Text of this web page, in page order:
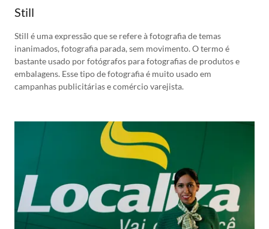
Still
Still é uma expressão que se refere à fotografia de temas
inanimados, fotografia parada, sem movimento. O termo é
bastante usado por fotógrafos para fotografias de produtos e
embalagens. Esse tipo de fotografia é muito usado em
campanhas publicitárias e comércio varejista.